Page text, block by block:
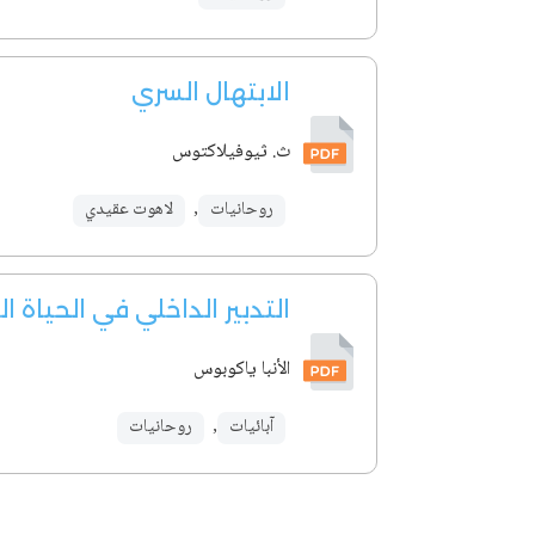
الابتهال السري
ث. ثيوفيلاكتوس
روحانيات , لاهوت عقيدي
التدبير الداخلي في الحياة
الأنبا ياكوبوس
آبائيات , روحانيات